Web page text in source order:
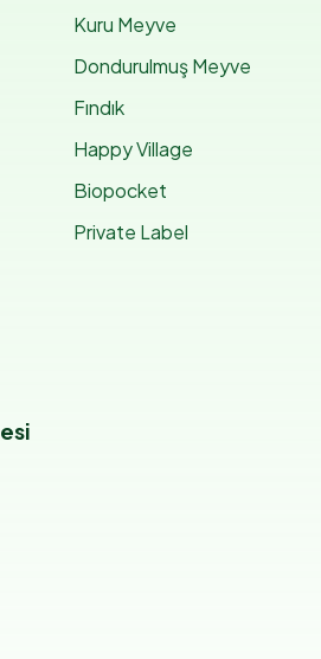
Kuru Meyve
Dondurulmuş Meyve
Fındık
Happy Village
Biopocket
Private Label